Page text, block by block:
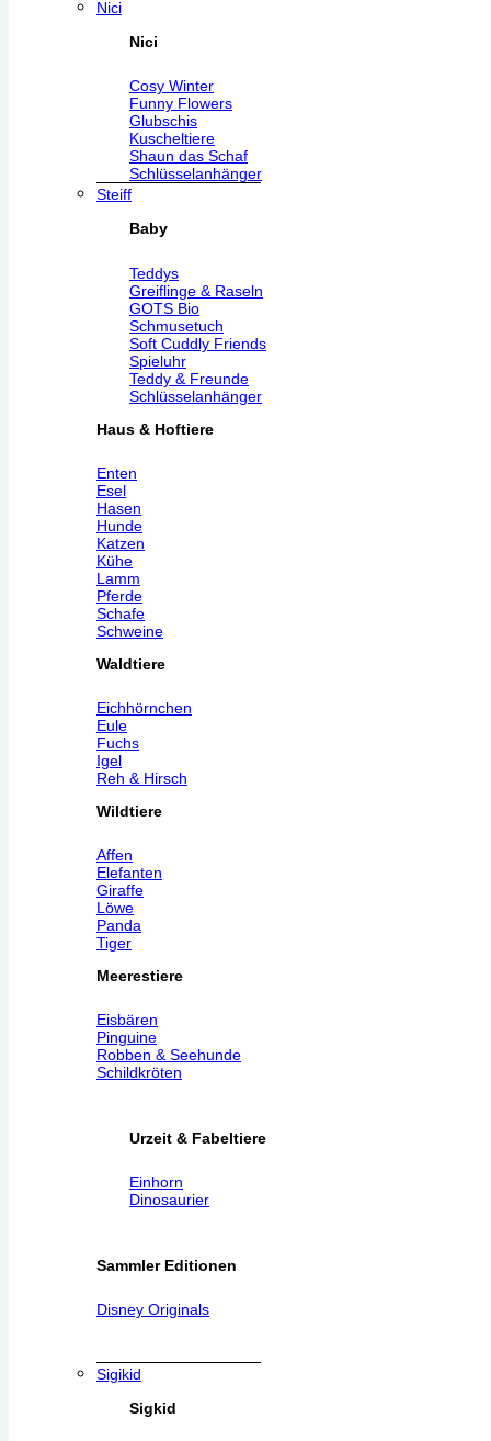
Nici
Nici
Cosy Winter
Funny Flowers
Glubschis
Kuscheltiere
Shaun das Schaf
Schlüsselanhänger
Steiff
Baby
Teddys
Greiflinge & Raseln
GOTS Bio
Schmusetuch
Soft Cuddly Friends
Spieluhr
Teddy & Freunde
Schlüsselanhänger
Haus & Hoftiere
Enten
Esel
Hasen
Hunde
Katzen
Kühe
Lamm
Pferde
Schafe
Schweine
Waldtiere
Eichhörnchen
Eule
Fuchs
Igel
Reh & Hirsch
Wildtiere
Affen
Elefanten
Giraffe
Löwe
Panda
Tiger
Meerestiere
Eisbären
Pinguine
Robben & Seehunde
Schildkröten
Urzeit & Fabeltiere
Einhorn
Dinosaurier
Sammler Editionen
Disney Originals
Sigikid
Sigkid